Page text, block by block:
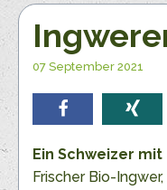
07 September 2021
teilen
Ein Schweizer
Frischer Bio-